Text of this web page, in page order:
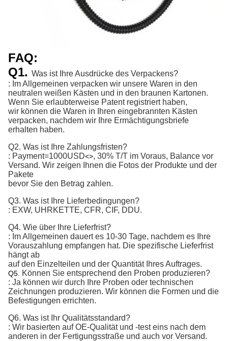
FAQ:
Q1. Was ist Ihre Ausdrücke des Verpackens?
: Im Allgemeinen verpacken wir unsere Waren in den
neutralen weißen Kästen und in den braunen Kartonen.
Wenn Sie erlaubterweise Patent registriert haben,
wir können die Waren in Ihren eingebrannten Kästen
verpacken, nachdem wir Ihre Ermächtigungsbriefe
erhalten haben.
Q2. Was ist Ihre Zahlungsfristen?
: Payment=1000USD<>, 30% T/T im Voraus, Balance vor
Versand. Wir zeigen Ihnen die Fotos der Produkte und der
Pakete
bevor Sie den Betrag zahlen.
Q3. Was ist Ihre Lieferbedingungen?
: EXW, UHRKETTE, CFR, CIF, DDU.
Q4. Wie über Ihre Lieferfrist?
: Im Allgemeinen dauert es 10-30 Tage, nachdem es Ihre
Vorauszahlung empfangen hat. Die spezifische Lieferfrist
hängt ab
auf den Einzelteilen und der Quantität Ihres Auftrages.
Q5.
Können Sie entsprechend den Proben produzieren?
: Ja können wir durch Ihre Proben oder technischen
Zeichnungen produzieren. Wir können die Formen und die
Befestigungen errichten.
Q6. Was ist Ihr Qualitätsstandard?
: Wir basierten auf OE-Qualität und -test eins nach dem
anderen in der Fertigungsstraße und auch vor Versand.